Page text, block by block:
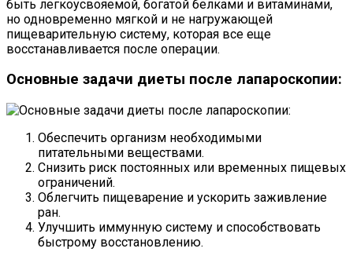
быть легкоусвояемой, богатой белками и витаминами,
но одновременно мягкой и не нагружающей
пищеварительную систему, которая все еще
восстанавливается после операции.
Основные задачи диеты после лапароскопии:
Обеспечить организм необходимыми
питательными веществами.
Снизить риск постоянных или временных пищевых
ограничений.
Облегчить пищеварение и ускорить заживление
ран.
Улучшить иммунную систему и способствовать
быстрому восстановлению.